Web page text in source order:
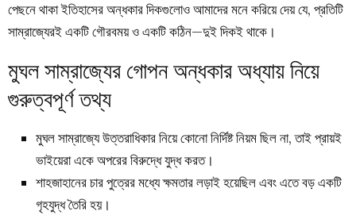
পেছনে থাকা ইতিহাসের অন্ধকার দিকগুলোও আমাদের মনে করিয়ে দেয় যে, প্রতিটি
সাম্রাজ্যেরই একটি গৌরবময় ও একটি কঠিন—দুই দিকই থাকে।
মুঘল সাম্রাজ্যের গোপন অন্ধকার অধ্যায় নিয়ে
গুরুত্বপূর্ণ তথ্য
মুঘল সাম্রাজ্যে উত্তরাধিকার নিয়ে কোনো নির্দিষ্ট নিয়ম ছিল না, তাই প্রায়ই
ভাইয়েরা একে অপরের বিরুদ্ধে যুদ্ধ করত।
শাহজাহানের চার পুত্রের মধ্যে ক্ষমতার লড়াই হয়েছিল এবং এতে বড় একটি
গৃহযুদ্ধ তৈরি হয়।